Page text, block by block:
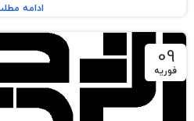
ادامه
09
فوریه